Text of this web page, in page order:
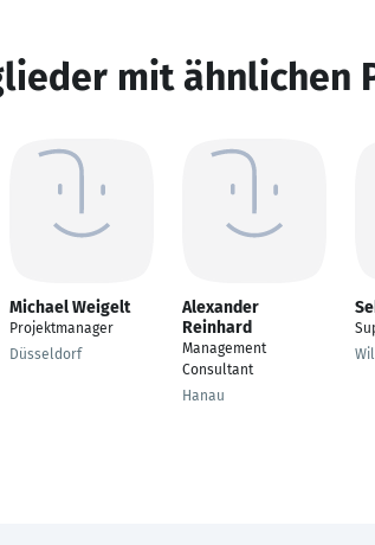
mit ähnlichen
Michael Weigelt
Projektmanager
Düsseldorf
Alexander
Reinhard
Management
Consultant
Hanau